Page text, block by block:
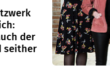
der
seither